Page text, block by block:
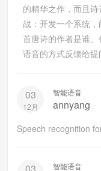
的精华之作，而且
战：开发一个系统
首唐诗的作者是谁
语音的方式反馈给
03
12月
智能语音
annyang
Speech recognition
03 智能语音